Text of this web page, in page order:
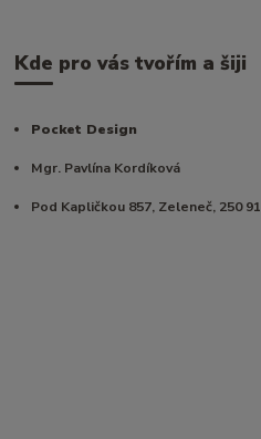
Kde pro vás tvořím a šiji
Pocket Design
Mgr. Pavlína Kordíková
Pod Kapličkou 857, Zeleneč, 250 91